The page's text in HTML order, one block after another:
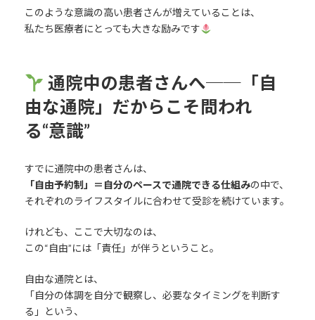
このような意識の高い患者さんが増えていることは、
私たち医療者にとっても大きな励みです
通院中の患者さんへ──「自
由な通院」だからこそ問われ
る“意識”
すでに通院中の患者さんは、
「自由予約制」＝自分のペースで通院できる仕組みの中で、
それぞれのライフスタイルに合わせて受診を続けています。
けれども、ここで大切なのは、
この“自由”には「責任」が伴うということ。
自由な通院とは、
「自分の体調を自分で観察し、必要なタイミングを判断す
る」という、